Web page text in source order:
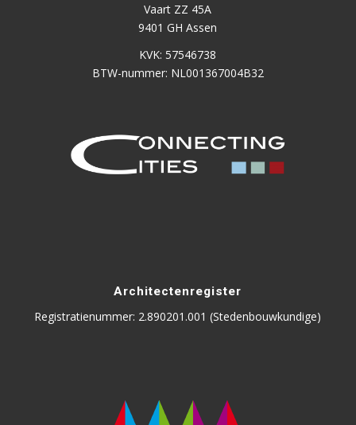
Vaart ZZ 45A
9401 GH Assen
KVK: 57546738
BTW-nummer: NL001367004B32
Architectenregister
Registratienummer: 2.890201.001 (Stedenbouwkundige)